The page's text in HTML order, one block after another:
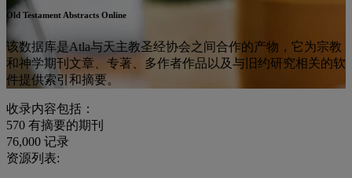
Old Testament Abstracts Online
该数据库是Atla与天主教圣经协会之间合作的产物，它为宗教
和神学期刊文章、专著、多作者作品以及与旧约研究相关的软
件提供索引和摘要。
收录内容包括：
570 有摘要的期刊
76,000 记录
资源列表: